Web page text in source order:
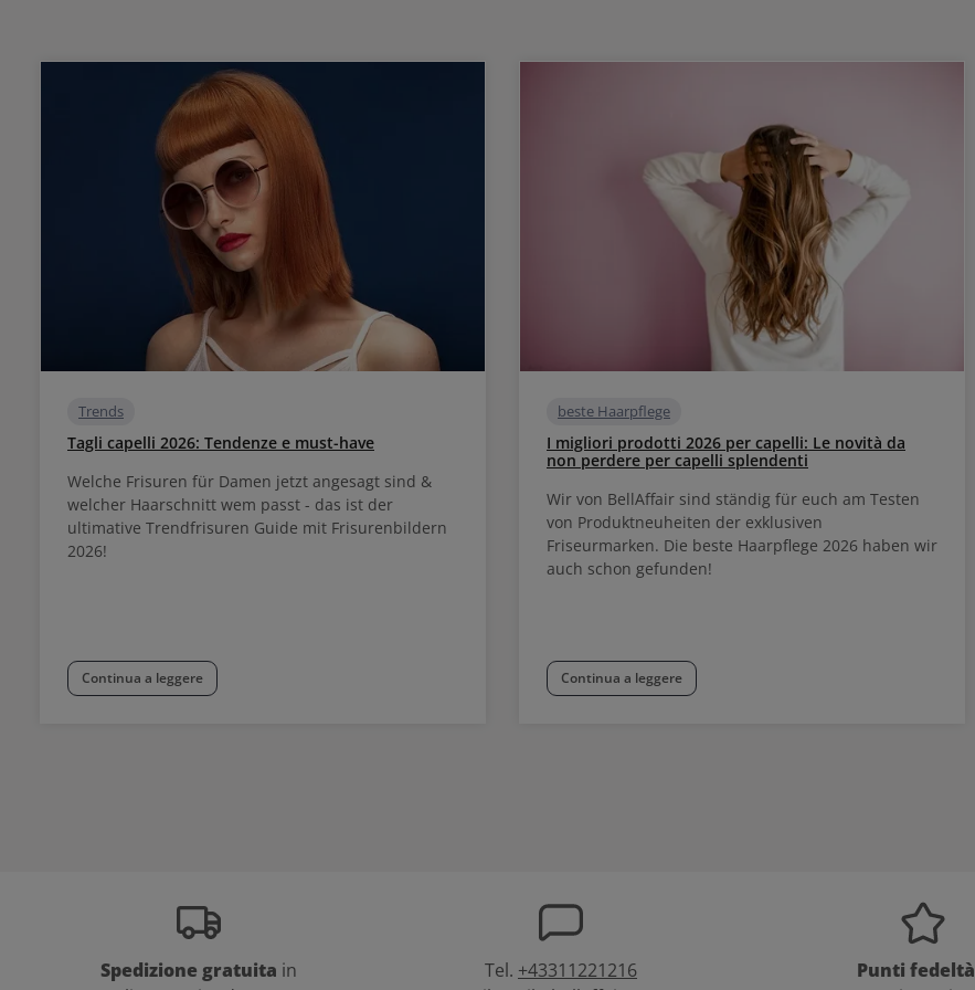
Trends
Tagli capelli 2026: Tendenze e must-have
Welche Frisuren für Damen jetzt angesagt sind &
welcher Haarschnitt wem passt - das ist der
ultimative Trendfrisuren Guide mit Frisurenbildern
2026!
Continua a leggere
beste Haarpflege
I migliori prodotti 2026 per capelli: Le novità da
non perdere per capelli splendenti
Wir von BellAffair sind ständig für euch am Testen
von Produktneuheiten der exklusiven
Friseurmarken. Die beste Haarpflege 2026 haben wir
auch schon gefunden!
Continua a leggere
Spedizione gratuita in
Tel. +43311221216
Punti fedeltà